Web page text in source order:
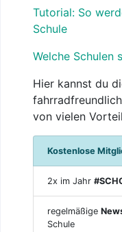
Tutorial: So
Schule
Welche Schulen
Hier kannst du
von vielen
Kostenlose
2x im Jahr
regelmäßige
Schule